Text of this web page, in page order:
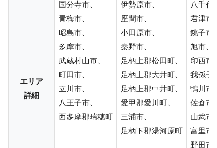
エリア
詳細
国分寺市、
青梅市、
昭島市、
多摩市、
武蔵村山市、
町田市、
立川市、
八王子市、
西多摩郡瑞穂町
伊勢原市、
座間市、
小田原市、
秦野市、
足柄上郡松田町、
足柄上郡大井町、
足柄上郡中井町、
愛甲郡愛川町、
三浦市、
足柄下郡湯河原町
八千代
君津市
銚子市
旭市、
印西市
我孫子
鴨川市
佐倉市
山武市
富里市
野田市